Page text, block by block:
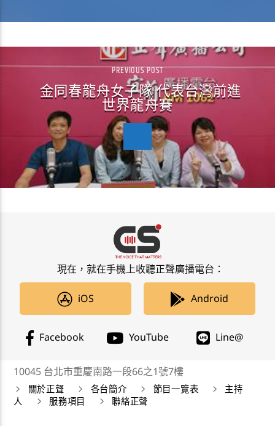
PREVIOUS POST
金同春龍舟女子隊 代表台灣前進
世界龍舟賽
現在，就在手機上收聽正聲廣播電台：
iOS Android
Facebook YouTube Line@
10045 台北市重慶南路一段66之1號7樓
關於正聲
各台簡介 節目一覽表
主持
人
服務項目 聯絡正聲